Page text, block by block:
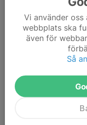
Nyhet!
0
Vi använder
webbplats ska
även för
Så